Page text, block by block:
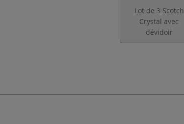
Lot de 3 Scotch
Crystal avec
dévidoir